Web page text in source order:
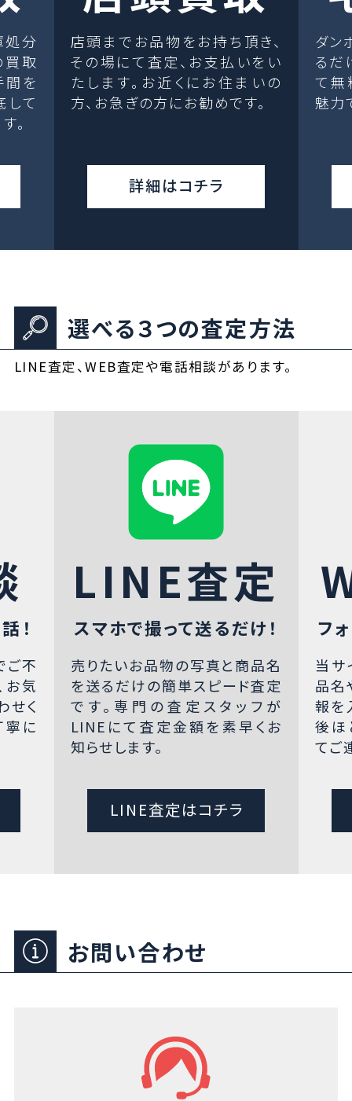
処分
取
間を
して
。
店頭までお品物をお持ち頂き、
その場にて査定、お支払いをい
たします。お近くにお住まいの
方、お急ぎの方にお勧めです。
詳細はコチラ
ダン
るだ
て無
魅力
選べる３つの査定方法
LINE査定、WEB査定や電話相談があります。
！
ご不
お気
せく
寧に
LINE査定
スマホで撮って送るだけ！
売りたいお品物の写真と商品名
を送るだけの簡単スピード査定
です。専門の査定スタッフが
LINEにて査定金額を素早くお
知らせします。
LINE査定はコチラ
フ
当サ
品名
報を
後ほ
てご
お問い合わせ